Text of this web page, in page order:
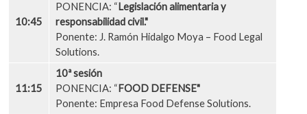
10:45
PONENCIA: “Legislación alimentaria y
responsabilidad civil."
Ponente: J. Ramón Hidalgo Moya – Food Legal
Solutions.
11:15
10ª sesión
PONENCIA: “FOOD DEFENSE"
Ponente: Empresa Food Defense Solutions.